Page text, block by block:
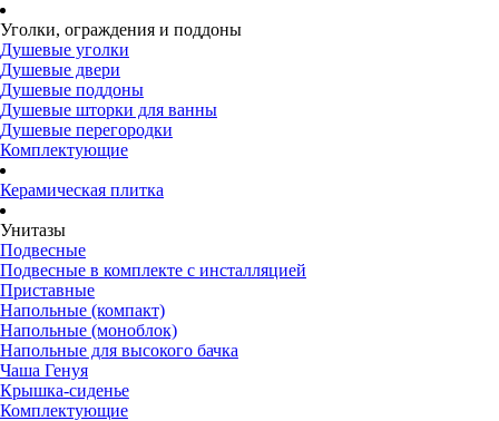
Уголки, ограждения и поддоны
Душевые уголки
Душевые двери
Душевые поддоны
Душевые шторки для ванны
Душевые перегородки
Комплектующие
Керамическая плитка
Унитазы
Подвесные
Подвесные в комплекте с инсталляцией
Приставные
Напольные (компакт)
Напольные (моноблок)
Напольные для высокого бачка
Чаша Генуя
Крышка-сиденье
Комплектующие